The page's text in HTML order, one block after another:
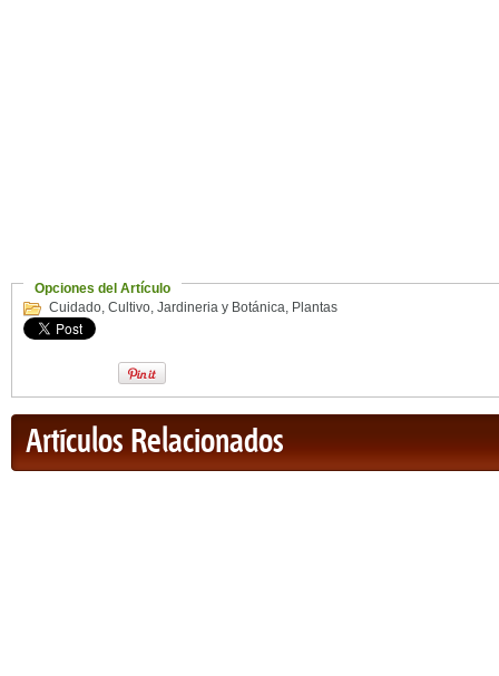
Opciones del Artículo
Cuidado, Cultivo, Jardineria y Botánica, Plantas
Artículos Relacionados